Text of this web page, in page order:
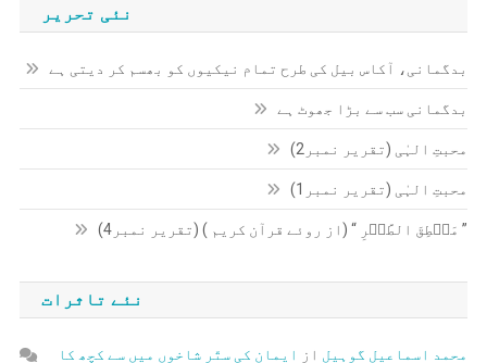
نئی تحریر
بدگمانی، آکاس بیل کی طرح تمام نیکیوں کو بھسم کر دیتی ہے
بدگمانی سب سے بڑا جھوٹ ہے
محبتِ الہٰی (تقریر نمبر2)
محبتِ الہٰی (تقریر نمبر1)
” مَنۡطِقَ الطَّیۡرِ “ (از روئے قرآن کریم ) (تقریر نمبر4)
نئے تاثرات
محمد اسماعیل گوہیل از ایمان کی ستّر شاخوں میں سے کچھ کا